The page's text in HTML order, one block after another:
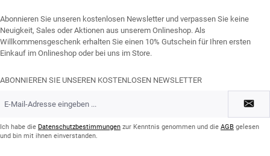
Abonnieren Sie unseren kostenlosen Newsletter und verpassen Sie keine
Neuigkeit, Sales oder Aktionen aus unserem Onlineshop. Als
Willkommensgeschenk erhalten Sie einen 10% Gutschein für Ihren ersten
Einkauf im Onlineshop oder bei uns im Store.
ABONNIEREN SIE UNSEREN KOSTENLOSEN NEWSLETTER
Mail-
*Ich habe die Datenschutzbestimmungen zur Kenntnis genommen und die AGB gelesen
und bin mit ihnen einverstanden.